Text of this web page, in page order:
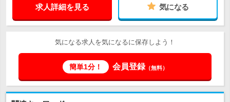
求人詳細を見る 気になる
気になる求人を気になるに保存しよう！
簡単1分！ 会員登録（無料）